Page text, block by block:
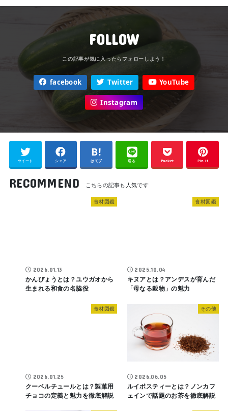
FOLLOW
facebook Twitter YouTube
Instagram
ツイート シェア はてブ 送る Pocket Pin it
RECOMMEND
食材図鑑
2026.01.13
かんぴょうとは？ユウガオから
生まれる和食の名脇役
食材図鑑
2025.10.04
キヌアとは？アンデスが育んだ
「母なる穀物」の魅力
食材図鑑
2026.01.25
クーベルチュールとは？製菓用
チョコの定義と魅力を徹底解説
その他
2026.06.05
ルイボスティーとは？ノンカフ
ェインで話題のお茶を徹底解説